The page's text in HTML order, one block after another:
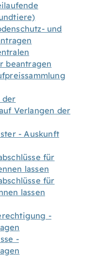
und
beantragen
der
Verlangen der
- Auskunft
für
lassen
für
lassen
-
-